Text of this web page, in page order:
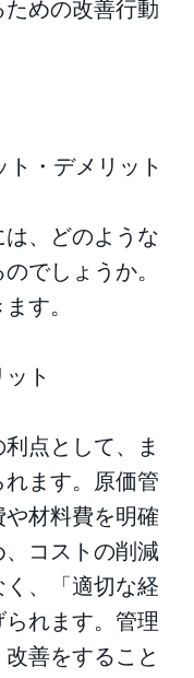
めの改善行動
・デメリット
、どのような
でしょうか。
す。
ト
点として、ま
ます。原価管
材料費を明確
コストの削減
、「適切な経
れます。管理
善をすること